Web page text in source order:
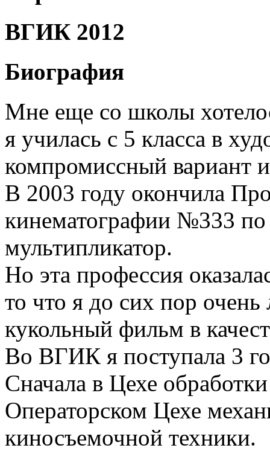
ВГИК 2012
Биография
Мне еще со школы
я училась с 5 класса в
компромиссный вариант
В 2003 году окончила
кинематографии №333
мультипликатор.
Но эта профессия
то что я до сих пор
кукольный фильм в
Во ВГИК я поступала 3
Сначала в Цехе
Операторском Цехе
киносъемочной техники.